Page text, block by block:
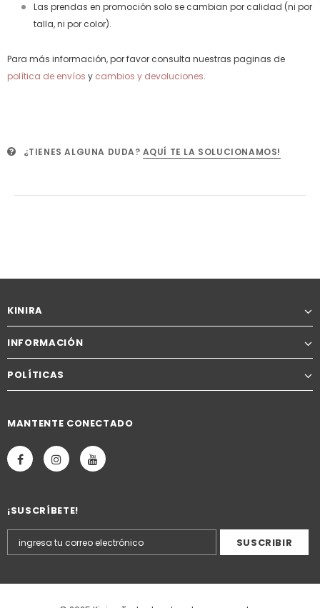
Las prendas en promoción solo se cambian por calidad (ni por
talla, ni por color).
Para más información, por favor consulta nuestras paginas de
política de envíos y cambios y devoluciones.
¿TIENES ALGUNA DUDA? AQUÍ TE LA SOLUCIONAMOS!
KINIRA
INFORMACIÓN
POLÍTICAS
MANTENTE CONECTADO
¡SUSCRÍBETE!